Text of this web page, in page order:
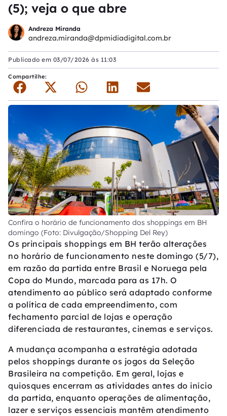
(5); veja o que abre
Andreza Miranda
andreza.miranda@dpmidiadigital.com.br
Publicado em 03/07/2026 às 11:03
Compartilhe:
Confira o horário de funcionamento dos shoppings em BH
domingo (Foto: Divulgação/Shopping Del Rey)
Os principais shoppings em BH terão alterações
no horário de funcionamento neste domingo (5/7),
em razão da partida entre Brasil e Noruega pela
Copa do Mundo, marcada para as 17h. O
atendimento ao público será adaptado conforme
a política de cada empreendimento, com
fechamento parcial de lojas e operação
diferenciada de restaurantes, cinemas e serviços.
A mudança acompanha a estratégia adotada
pelos shoppings durante os jogos da Seleção
Brasileira na competição. Em geral, lojas e
quiosques encerram as atividades antes do início
da partida, enquanto operações de alimentação,
lazer e serviços essenciais mantêm atendimento